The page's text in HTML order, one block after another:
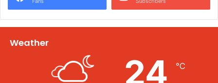
Weather
24 ℃